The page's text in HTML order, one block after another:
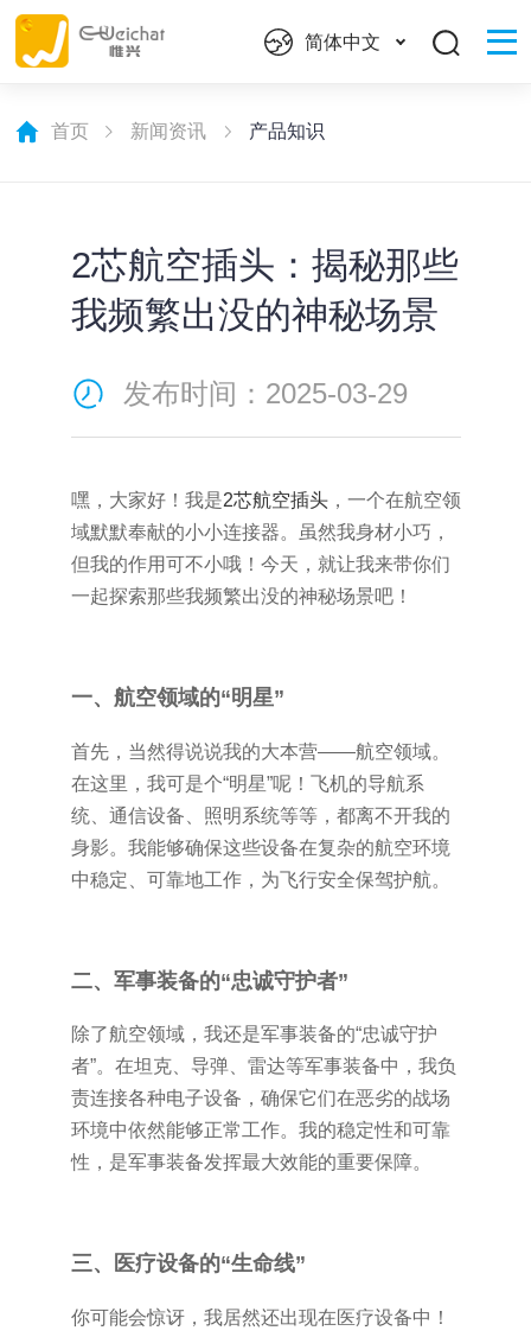
简体中文
首页 新闻资讯 产品知识
2芯航空插头：揭秘那些
我频繁出没的神秘场景
发布时间：2025-03-29
嘿，大家好！我是2芯航空插头，一个在航空领
域默默奉献的小小连接器。虽然我身材小巧，
但我的作用可不小哦！今天，就让我来带你们
一起探索那些我频繁出没的神秘场景吧！
一、航空领域的“明星”
首先，当然得说说我的大本营——航空领域。
在这里，我可是个“明星”呢！飞机的导航系
统、通信设备、照明系统等等，都离不开我的
身影。我能够确保这些设备在复杂的航空环境
中稳定、可靠地工作，为飞行安全保驾护航。
二、军事装备的“忠诚守护者”
除了航空领域，我还是军事装备的“忠诚守护
者”。在坦克、导弹、雷达等军事装备中，我负
责连接各种电子设备，确保它们在恶劣的战场
环境中依然能够正常工作。我的稳定性和可靠
性，是军事装备发挥最大效能的重要保障。
三、医疗设备的“生命线”
你可能会惊讶，我居然还出现在医疗设备中！